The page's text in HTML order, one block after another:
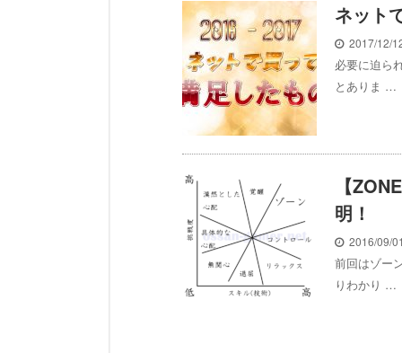
ネット
2017/12/
必要に迫ら
とありま …
【
明！
2016/09/01
前回はゾー
りわかり …